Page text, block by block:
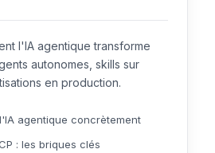
l'IA agentique transforme
autonomes, skills sur
en production.
agentique concrètement
: les briques clés